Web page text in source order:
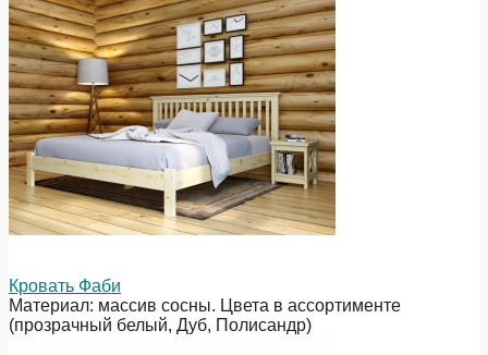
Кровать Фаби
Материал: массив сосны. Цвета в ассортименте
(прозрачный белый, Дуб, Полисандр)